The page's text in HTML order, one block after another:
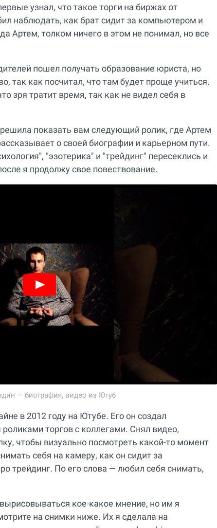
узнал, что такое торги на биржах от
наблюдать, как брат сидит за компьютером и
Артем, толком ничего в этом не понимал, но все
пошел получать образование юриста, но
так как посчитал, что там будет проще учиться.
зря тратит время, так как не видел себя в
показать вам следующий ролик, где Артем
о своей биографии и карьерном пути.
"эзотерика" и "трейдинг" пересеклись и
я продолжу свое повествование.
— биография, видео из Ютуб
в 2012 году на Ютубе. Его он создал
торгов с коллегами. Снял видео,
чтобы визуально посмотреть какой-то момент
себя на камеру, как он сидит за
трейдинг. По его слова — любил себя снимать,
кое-какое мнение, но им я
на снимки ниже. Их я сделала на